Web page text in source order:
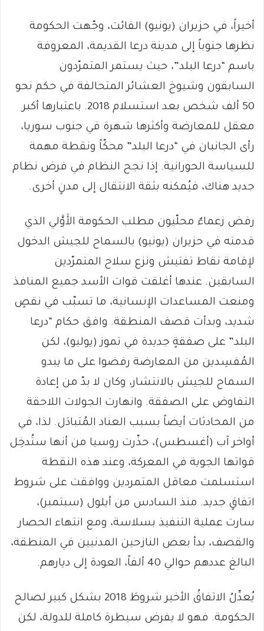
أخيراً، في حزيران (يونيو) الفائت، وجّهت الحكومة
نظرها جنوباً إلى مدينة درعا القديمة، المعروفة
باسم “درعا البلد”، حيث يستمر المتمرّدون
السابقون وشيوخ العشائر المتحالفة في حكم نحو
50 ألف شخص بعد استسلام 2018. باعتبارها أكبر
معقل للمعارضة وأكثرها شهرة في جنوب سوريا،
رأى الجانبان في “درعا البلد” محكّاً ونقطة مهمة
للسياسة الحورانية. إذا نجح النظام في فرض نظام
جديد هناك، فيُمكنه بثقة الانتقال إلى مدنٍ أخرى.
رفض زعماءٌ محلّيون مطلب الحكومة الأَوَّلي الذي
قدمته في حزيران (يونيو) بالسماح للجيش الدخول
لإقامة نقاط تفتيش ونزع سلاح المتمرّدين
السابقين. عندها أغلقت قوات الأسد جميع المنافذ
ومنعت المساعدات الإنسانية، ما تسبّب في نقصٍ
شديد، وبدأت قصف المنطقة. وافق حكام “درعا
البلد” على صفقةٍ جديدة في تموز (يوليو)، لكن
المُفسِدين من المعارضة رفضوا على ما يبدو
السماح للجيش بالانتشار، وكان لا بدّ من إعادة
التفاوض على الصفقة. وانهارت الجولات اللاحقة
من المحادثات أيضاً بسبب العناد المُتبادَل. لذا، في
أواخر آب (أغسطس)، حذّرت روسيا من أنها ستُدخِل
قواتها الجوية في المعركة، وعند هذه النقطة
استسلمت معاقل المتمردين ووافقت على شروط
اتفاقٍ جديد. منذ السادس من أيلول (سبتمبر)،
سارت عملية التنفيذ بسلاسة، ومع انتهاء الحصار
والقصف، بدأ بعض النازحين المدنيين في المنطقة،
البالغ عددهم حوالي 40 ألفاً، العودة إلى ديارهم.
يُعدِّلُ الاتفاقُ الأخير شروطَ 2018 بشكل كبير لصالح
الحكومة. فهو لا يفرض سيطرة كاملة للدولة، لكن